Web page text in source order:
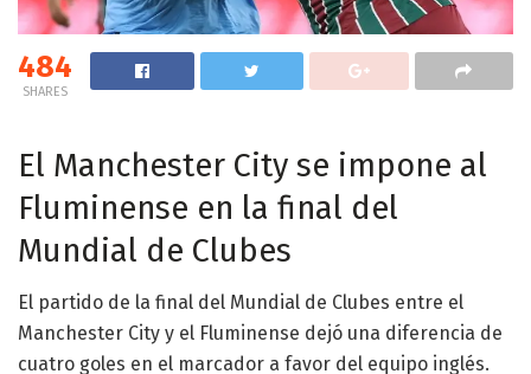
484
SHARES
El Manchester City se impone al
Fluminense en la final del
Mundial de Clubes
El partido de la final del Mundial de Clubes entre el
Manchester City y el Fluminense dejó una diferencia de
cuatro goles en el marcador a favor del equipo inglés.